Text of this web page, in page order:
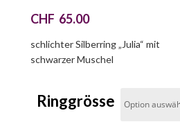
CHF 65.00
schlichter Silberring „Julia“ mit
schwarzer Muschel
Ringgrösse